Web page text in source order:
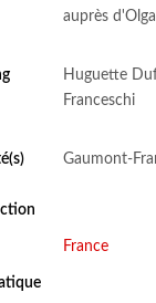
auprès
Huguette
Franceschi
Gaumont-
France